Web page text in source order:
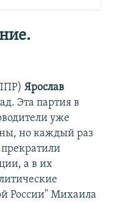
Ярослав
Эта партия в
уже
но каждый раз
а в их
России" Михаила